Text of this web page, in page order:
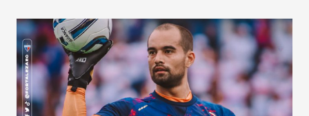
ALCE, Cristiane Leitão. Deputadas estaduais. Deputados
estaduais. Outras autoridades. O equipamento atuará em
parceria com a Defensoria Pública e o Ministério Público
do Ceará (MPCE) no recebimento de denúncias de violência
contra a mulher, acompanhamento de casos em órgãos